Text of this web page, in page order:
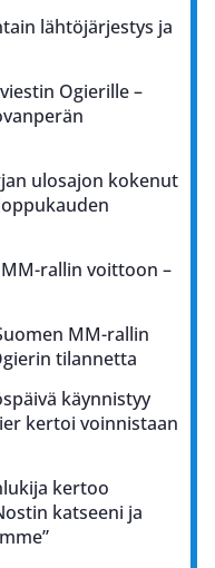
lähtöjärjestys ja
Ogierille –
ulosajon kokenut
rallin voittoon –
MM-rallin
tilannetta
käynnistyy
kertoi voinnistaan
kertoo
katseeni ja